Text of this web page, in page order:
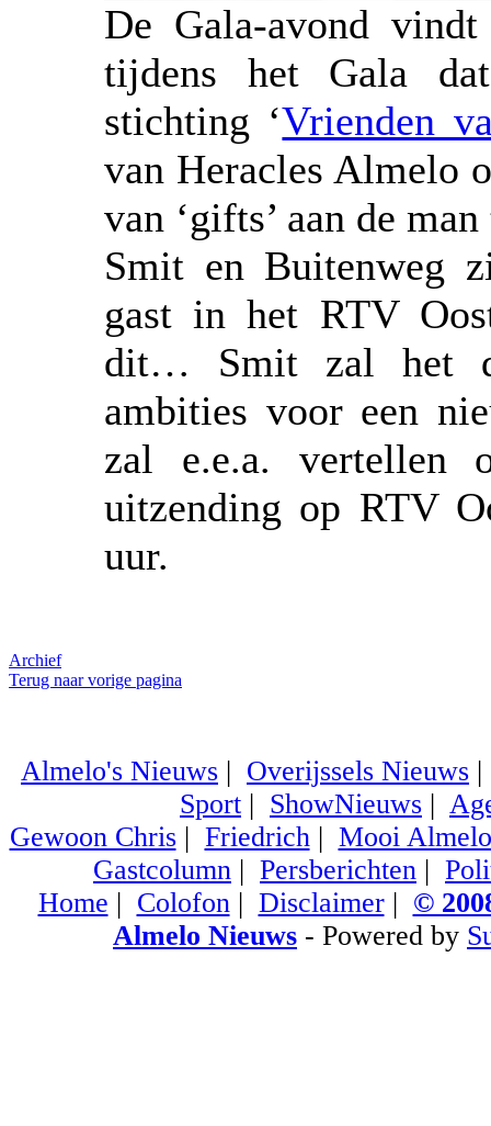
De Gala-avond
tijdens het Gala
stichting ‘Vrienden
van Heracles Almelo
van ‘gifts’ aan de
Smit en Buitenweg
gast in het RTV
dit… Smit zal het
ambities voor een
zal e.e.a. vertellen
uitzending op RTV
uur.
Archief
Terug naar vorige pagina
Almelo's Nieuws | Overijssels Nieuws
Sport | ShowNieuws |
Gewoon Chris| Friedrich| Mooi Almelo
Gastcolumn | Persberichten |
Home | Colofon| Disclaimer| ©
Almelo Nieuws - Powered by